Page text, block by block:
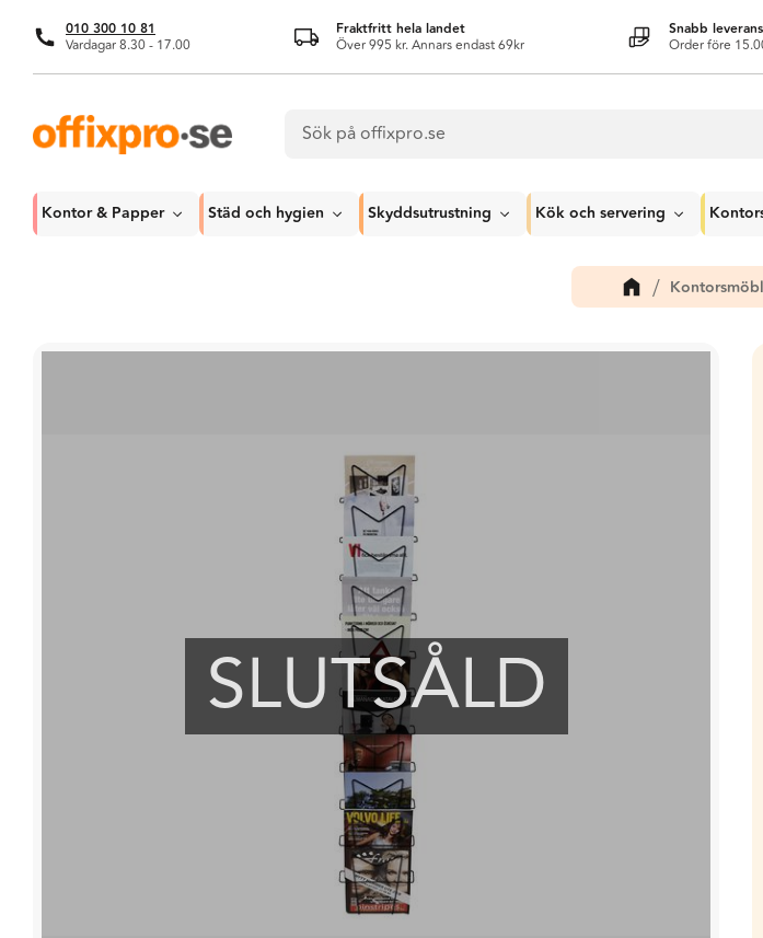
010 300 10 81
Vardagar 8.30 - 17.00
Fraktfritt hela landet
Över 995 kr. Annars endast 69kr
Snabb leverans
Order före
Kontor & Papper Städ och hygien Skyddsutrustning Kök och servering
SLUTSÅLD